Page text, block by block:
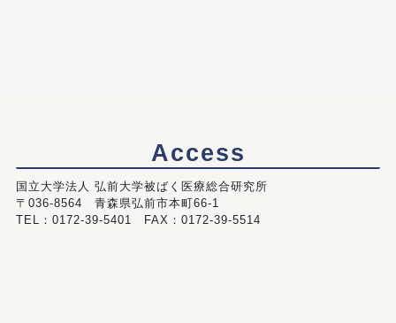
Access
国立大学法人 弘前大学被ばく医療総合研究所
〒036-8564 青森県弘前市本町66-1
TEL：0172-39-5401 FAX：0172-39-5514